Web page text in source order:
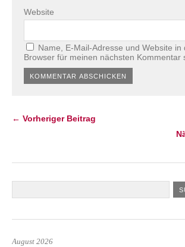
Website
Name, E-Mail-Adresse und Website in
Browser für meinen nächsten Kommentar
← Vorheriger Beitrag
August 2026